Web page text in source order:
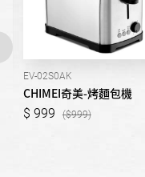
EV-02S0AK
CHIMEI奇美-烤麵包機
999 999